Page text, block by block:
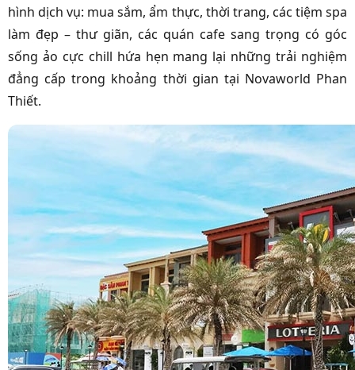
hình dịch vụ: mua sắm, ẩm thực, thời trang, các tiệm spa
làm đẹp – thư giãn, các quán cafe sang trọng có góc
sống ảo cực chill hứa hẹn mang lại những trải nghiệm
đẳng cấp trong khoảng thời gian tại Novaworld Phan
Thiết.